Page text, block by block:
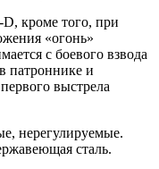
кроме того, при
«огонь»
с боевого взвода
патроннике и
выстрела
нерегулируемые.
сталь.